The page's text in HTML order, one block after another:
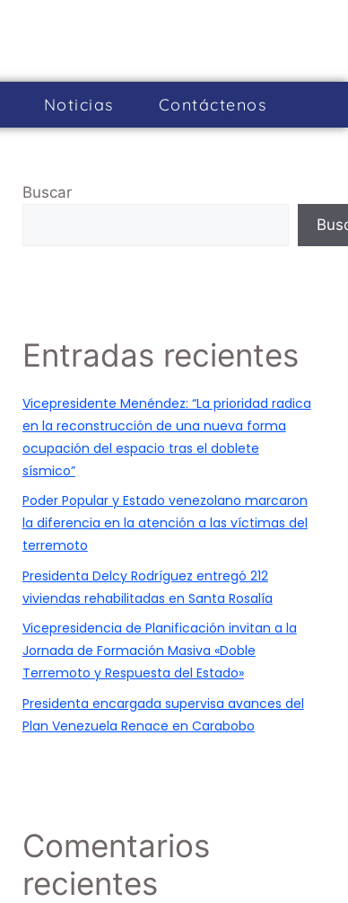
Noticias Cont­áctenos
Buscar
Entradas recientes
Vicepresidente Menéndez: “La prioridad radica
en la reconstrucción de una nueva forma
ocupación del espacio tras el doblete
sísmico”
Poder Popular y Estado venezolano marcaron
la diferencia en la atención a las víctimas del
terremoto
Presidenta Delcy Rodríguez entregó 212
viviendas rehabilitadas en Santa Rosalía
Vicepresidencia de Planificación invitan a la
Jornada de Formación Masiva «Doble
Terremoto y Respuesta del Estado»
Presidenta encargada supervisa avances del
Plan Venezuela Renace en Carabobo
Comentarios
recientes